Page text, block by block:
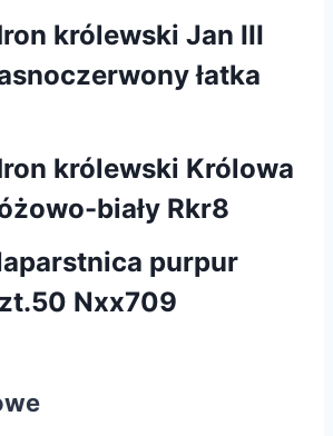
królewski Jan III
łatka
królewski Królowa
biały Rkr8
purpur
Nxx709